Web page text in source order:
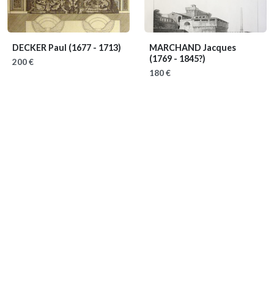
DECKER Paul (1677 - 1713)
200 €
MARCHAND Jacques
(1769 - 1845?)
180 €